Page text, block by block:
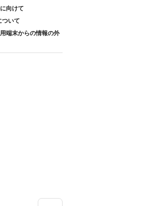
向けて
いて
端末からの情報の外